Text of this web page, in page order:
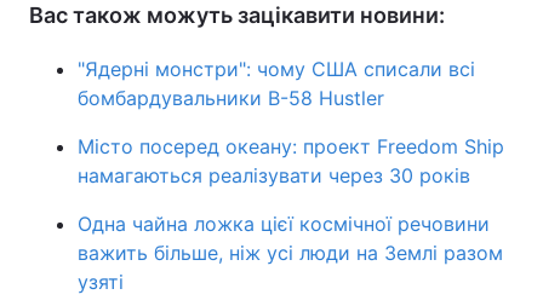
Вас також можуть зацікавити новини:
"Ядерні монстри": чому США списали всі
бомбардувальники B-58 Hustler
Місто посеред океану: проект Freedom Ship
намагаються реалізувати через 30 років
Одна чайна ложка цієї космічної речовини
важить більше, ніж усі люди на Землі разом
узяті